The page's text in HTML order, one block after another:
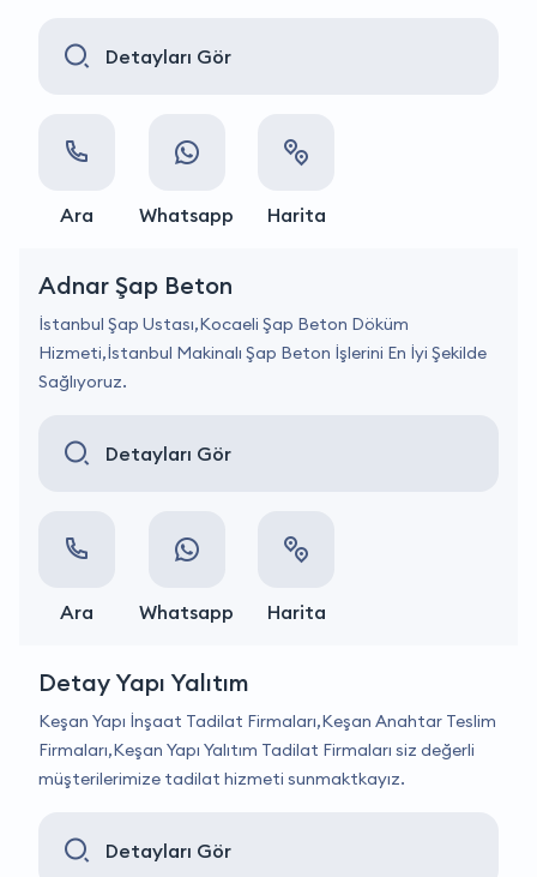
Detayları Gör
Ara Whatsapp Harita
Adnar Şap Beton
İstanbul Şap Ustası,Kocaeli Şap Beton Döküm
Hizmeti,İstanbul Makinalı Şap Beton İşlerini En İyi Şekilde
Sağlıyoruz.
Detayları Gör
Ara Whatsapp Harita
Detay Yapı Yalıtım
Keşan Yapı İnşaat Tadilat Firmaları,Keşan Anahtar Teslim
Firmaları,Keşan Yapı Yalıtım Tadilat Firmaları siz değerli
müşterilerimize tadilat hizmeti sunmaktkayız.
Detayları Gör